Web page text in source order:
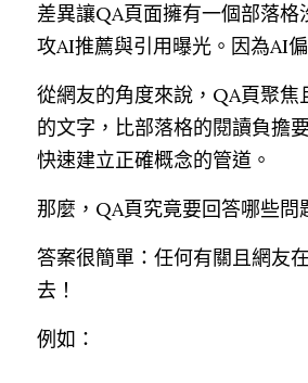
差異讓QA頁面擁有一個部落格
攻AI推薦與引用曝光。因為AI
從網友的角度來說，QA頁聚焦
的文字，比部落格的閱讀負擔
快速建立正確概念的管道。
那麼，QA頁究竟要回答哪些問
答案很簡單：任何有關且網友
去！
例如：